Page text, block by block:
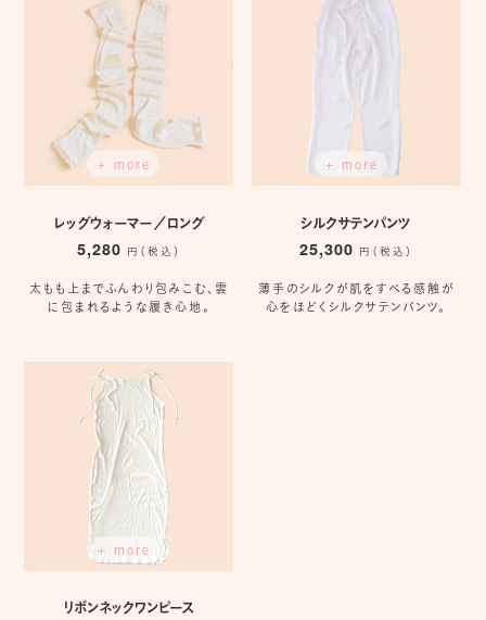
+ more
レッグウォーマー／ロング
5,280 円（税込）
太もも上までふんわり包みこむ、雲
に包まれるような履き心地。
+ more
シルクサテンパンツ
25,300 円（税込）
薄手のシルクが肌をすべる感触が
心をほどくシルクサテンパンツ。
+ more
リボンネックワンピース